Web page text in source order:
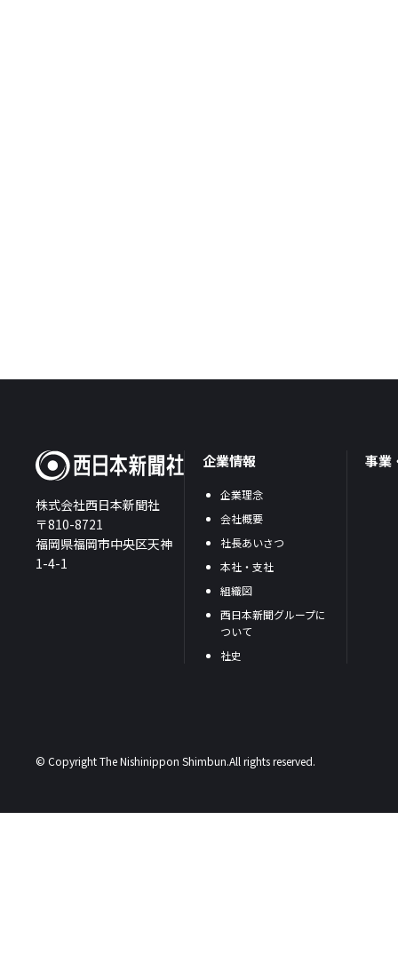
株式会社西日本新聞社
〒810-8721
福岡県福岡市中央区天神
1-4-1
企業情報
企業理念
会社概要
社長あいさつ
本社・支社
組織図
西日本新聞グループに
ついて
社史
事業
© Copyright The Nishinippon Shimbun.All rights reserved.